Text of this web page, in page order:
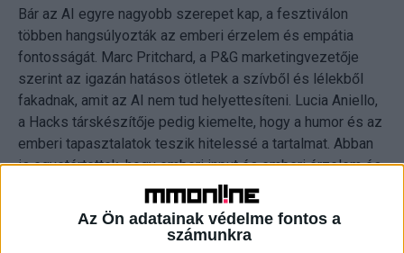
Az Ön adatainak védelme fontos a
számunkra
Bár az AI egyre nagyobb szerepet kap, a fesztiválon
többen hangsúlyozták az emberi érzelem és empátia
fontosságát. Marc Pritchard, a P&G marketingvezetője
szerint az igazán hatásos ötletek a szívből és lélekből
fakadnak, amit az AI nem tud helyettesíteni. Lucia Aniello,
a Hacks társkészítője pedig kiemelte, hogy a humor és az
emberi tapasztalatok teszik hitelessé a tartalmat. ​Abban
is egyetértettek, hogy emberi input és emberi érzelem és
kreativitás nélkül nincs jó és pontos ötlet.
3. Márkák és sport együttműködése